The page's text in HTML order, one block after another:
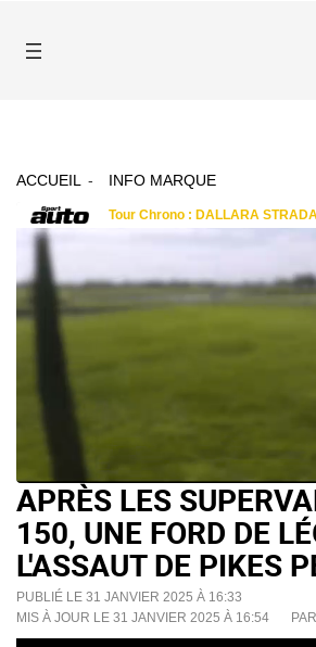
ACCUEIL INFO MARQUE
APRÈS LES
150, UNE FORD DE
L'ASSAUT DE PIKES
PUBLIÉ LE 31 JANVIER 2025 À 16:33
MIS À JOUR LE 31 JANVIER 2025 À 16:54
PAR